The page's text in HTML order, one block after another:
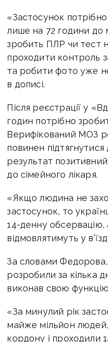
«Застосунок
лише на 72 години
зробить ПЛР чи тест
проходити контроль
та робити фото уже
в дописі.
Після реєстрації у
годин потрібно
Верифікований МОЗ
повинен
результат
до сімейного лікаря.
«Якщо людина не
застосунок, то
14-денну обсервацію,
відмовлятимуть у
За словами
розробили за кілька
виконав свою
«За минулий рік
майже мільйон людей,
кордону і проходили